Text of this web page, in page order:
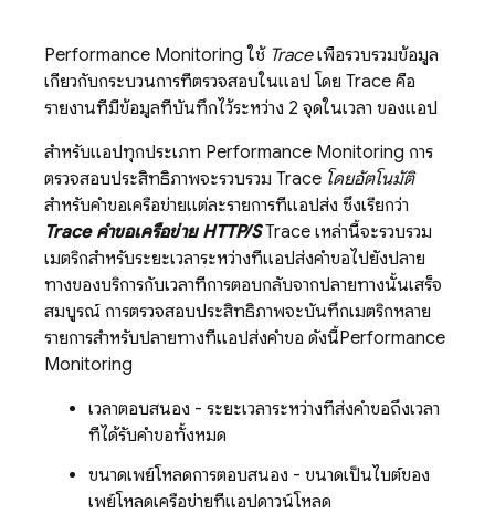
Performance Monitoring ใช้ Traceเพื่อรวบรวมข้อมูล
เกี่ยวกับกระบวนการที่ตรวจสอบในแอป โดย Trace คือ
รายงานที่มีข้อมูลที่บันทึกไว้ระหว่าง 2 จุดในเวลา ของแอป
สำหรับแอปทุกประเภท Performance Monitoring การ
ตรวจสอบประสิทธิภาพจะรวบรวม Trace โดยอัตโนมัติ
สำหรับคำขอเครือข่ายแต่ละรายการที่แอปส่ง ซึ่งเรียกว่า
Trace คำขอเครือข่าย HTTP/STrace เหล่านี้จะรวบรวม
เมตริกสำหรับระยะเวลาระหว่างที่แอปส่งคำขอไปยังปลาย
ทางของบริการกับเวลาที่การตอบกลับจากปลายทางนั้นเสร็จ
สมบูรณ์ การตรวจสอบประสิทธิภาพจะบันทึกเมตริกหลาย
รายการสำหรับปลายทางที่แอปส่งคำขอ ดังนี้Performance
Monitoring
เวลาตอบสนอง - ระยะเวลาระหว่างที่ส่งคำขอถึงเวลา
ที่ได้รับคำขอทั้งหมด
ขนาดเพย์โหลดการตอบสนอง - ขนาดเป็นไบต์ของ
เพย์โหลดเครือข่ายที่แอปดาวน์โหลด